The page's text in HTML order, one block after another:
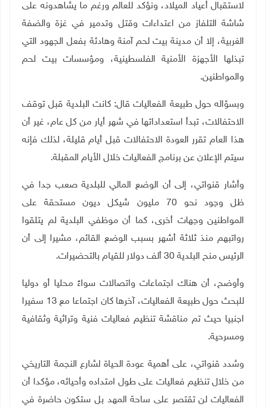
لاستقبال أعياد الميلاد، ونؤكد للعالم ورغم ما يشاهدونه على
شاشة التلفاز من اعتداءات وقتل وتدمير في غزة والضفة
الغربية، إلا أن مدينة بيت لحم آمنة وهادئة بفعل الجهود التي
تبذلها الأجهزة الأمنية الفلسطينية، ومؤسسات بيت لحم
والمواطنين.
وبسؤاله حول طبيعة الفعاليات قال: كانت البلدية قبل توقف
الاحتفالات، تبدأ استعداداتها في شهر أيار من كل عام، غير أن
هذا العام تقرر العودة الاحتفالات قبل أيام قليلة، لذلك فإنه
سيتم الإعلان عن برنامج الفعاليات خلال الأيام المقبلة.
وأشار قنواتي، إلى أن الوضع المالي للبلدية صعب جدا في
ظل وجود نحو 70 مليون شيكل ديون مستحقة على
المواطنين وجهات أخرى، كما أن موظفي البلدية لم يتلقوا
رواتبهم منذ ثلاثة أشهر بسبب الوضع القائم، مشيرا إلى أن
الرئيس منح البلدية 30 ألف دولار للقيام بالتحضيرات.
وأوضح، أن هناك اجتماعات واتصالات سواءً محليا أو دوليا
للبحث حول طبيعة الفعاليات، آخرها كان اجتماعا مع 13 سفيرا
اجنبيا حيث تم مناقشة تنظيم فعاليات فنية وتراثية وثقافية
ومسرحية.
وشدد قنواتي، على أهمية عودة الحياة لشارع النجمة التاريخي
من خلال تنظيم فعاليات على طول امتداده وأحيائه، مؤكدا أن
الفعاليات لن تقتصر على ساحة المهد بل ستكون حاضرة في